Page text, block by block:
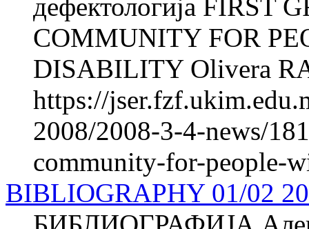
дефектологија FIRST
COMMUNITY FOR
DISABILITY Olivera
https://
2008/2008-3-4-news/
community-for-people-
BIBLIOGRAPHY 01/02